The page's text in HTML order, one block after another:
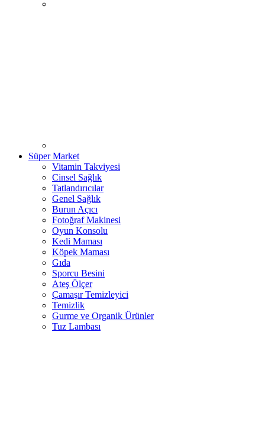
Süper Market
Vitamin Takviyesi
Cinsel Sağlık
Tatlandırıcılar
Genel Sağlık
Burun Açıcı
Fotoğraf Makinesi
Oyun Konsolu
Kedi Maması
Köpek Maması
Gıda
Sporcu Besini
Ateş Ölçer
Çamaşır Temizleyici
Temizlik
Gurme ve Organik Ürünler
Tuz Lambası